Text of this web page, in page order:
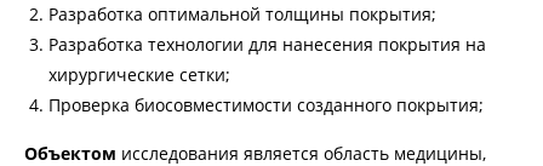
Разработка оптимальной толщины покрытия;
Разработка технологии для нанесения покрытия на
хирургические сетки;
Проверка биосовместимости созданного покрытия;
Объектом исследования является область медицины,